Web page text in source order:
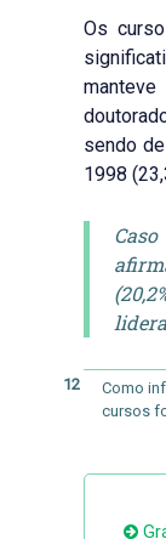
Os
sendo
1998
12
Como
cursos